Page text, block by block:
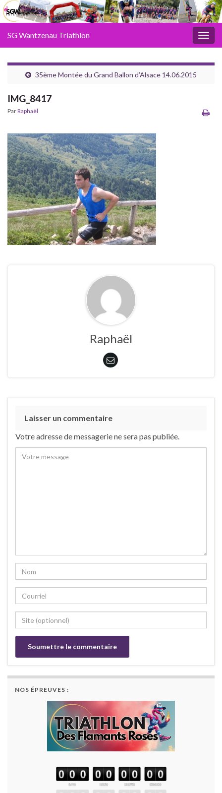
SG Wantzenau Triathlon
35ème Montée du Grand Ballon d’Alsace 14.06.2015
IMG_8417
ParRaphaël
Raphaël
Laisser un commentaire
Votre adresse de messagerie ne sera pas publiée.
NOS ÉPREUVES :